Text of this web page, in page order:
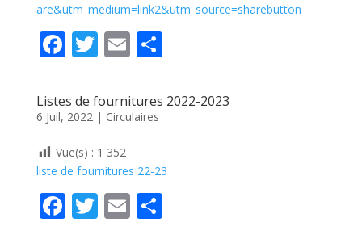
are&utm_medium=link2&utm_source=sharebutton
F
e
b
o
o
k
T
itt
er
E
ai
l
P
ta
Listes de fournitures 2022-2023
6 Juil, 2022| Circulaires
Vue(s) : 1 352
liste de fournitures 22-23
F T E P